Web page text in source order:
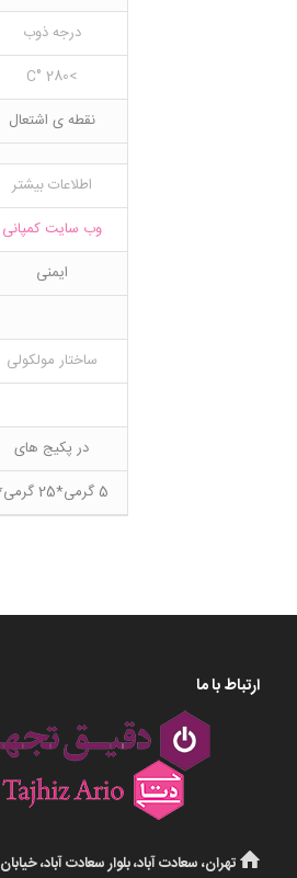
درجه ذوب
>280 °C
نقطه ی اشتعال
اطلاعات بیشتر
وب سایت کمپانی
ایمنی
ساختار مولکولی
در پکیج های
5 گرمی*25 گرمی*
ارتباط با ما
تهران، سعادت آباد، بلوار سعادت آباد، خیابان ۳۴ ام، پلاک ۷۶، واحد ۱۴